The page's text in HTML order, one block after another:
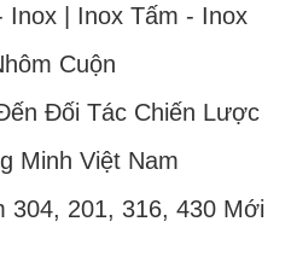
Inox Inox Tấm - Inox
Cuộn
Đối Tác Chiến Lược
Minh Việt Nam
304, 201, 316, 430 Mới